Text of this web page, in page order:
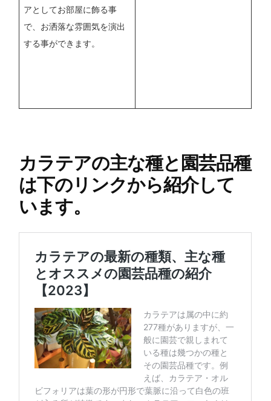
アとしてお部屋に飾る事
で、お洒落な雰囲気を演出
する事ができます。
カラテアの主な種と園芸品種
は下のリンクから紹介して
います。